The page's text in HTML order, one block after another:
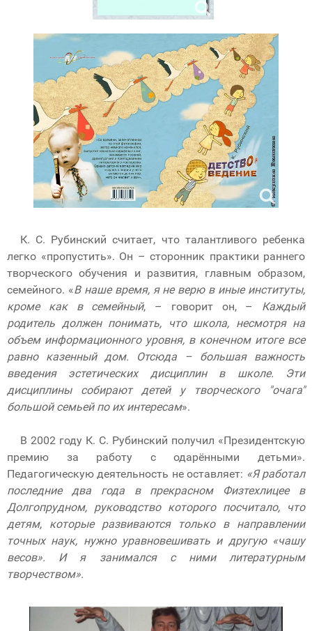
К. С. Рубинский считает, что талантливого ребенка
легко «пропустить». Он – сторонник практики раннего
творческого обучения и развития, главным образом,
семейного. «В наше время, я не верю в иные институты,
кроме как в семейный, – говорит он, – Каждый
родитель должен понимать, что школа, несмотря на
объем информационного уровня, в конечном итоге все
равно казенный дом. Отсюда – большая важность
введения эстетических дисциплин в школе. Эти
дисциплины собирают детей у творческого "очага"
большой семьей по их интересам».
В 2002 году К. С. Рубинский получил «Президентскую
премию за работу с одарёнными детьми».
Педагогическую деятельность не оставляет: «Я работал
последние два года в прекрасном Физтехлицее в
Долгопрудном, руководство которого посчитало, что
детям, которые развиваются только в направлении
точных наук, нужно уравновешивать и другую «чашу
весов». И я занимался с ними литературным
творчеством».